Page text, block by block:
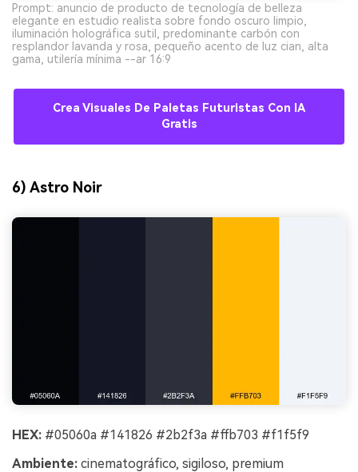
Prompt: anuncio de producto de tecnología de belleza
elegante en estudio realista sobre fondo oscuro limpio,
iluminación holográfica sutil, predominante carbón con
resplandor lavanda y rosa, pequeño acento de luz cian, alta
gama, utilería mínima --ar 16:9
Crea Visuales De Paletas Futuristas Con IA
Gratis
6) Astro Noir
HEX: #05060a #141826 #2b2f3a #ffb703 #f1f5f9
Ambiente: cinematográfico, sigiloso, premium